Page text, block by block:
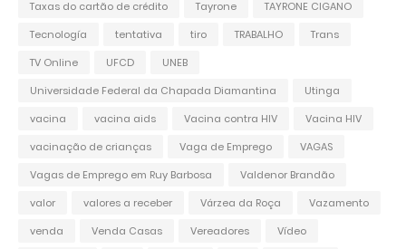
Taxas do cartão de crédito
Tayrone
TAYRONE CIGANO
Tecnología
tentativa tiro TRABALHO
Trans
TV Online
UFCD
UNEB
Universidade Federal da Chapada Diamantina
Utinga
vacina
vacina aids Vacina contra HIV
Vacina HIV
vacinação de crianças
Vaga de Emprego
VAGAS
Vagas de Emprego em Ruy Barbosa
Valdenor Brandão
valor
valores a receber Várzea da Roça
Vazamento
venda
Venda Casas Vereadores
Vídeo